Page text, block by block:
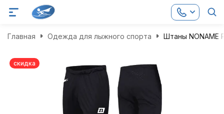
Главная Одежда для лыжного спорта Штаны NONAME
скидка